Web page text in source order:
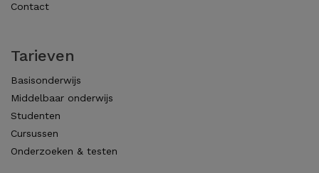
Contact
Tarieven
Basisonderwijs
Middelbaar onderwijs
Studenten
Cursussen
Onderzoeken & testen